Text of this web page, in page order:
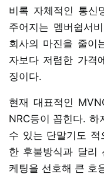
비록 자체적인 통신
주어지는 멤버쉽서
회사의 마진을 줄이
자보다 저렴한 가격
징이다.
현재 대표적인
NRC등이 꼽힌다. 하
수 있는 단말기도 적
한 후불방식과 달리
케팅을 선호해 큰 호